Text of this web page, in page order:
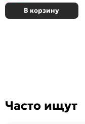
В корзину
Часто ищут